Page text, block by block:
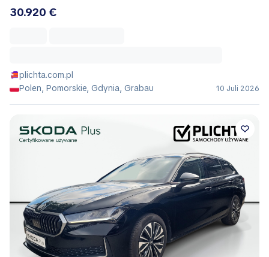
30.920 €
plichta.com.pl
Polen, Pomorskie, Gdynia, Grabau
10 Juli 2026